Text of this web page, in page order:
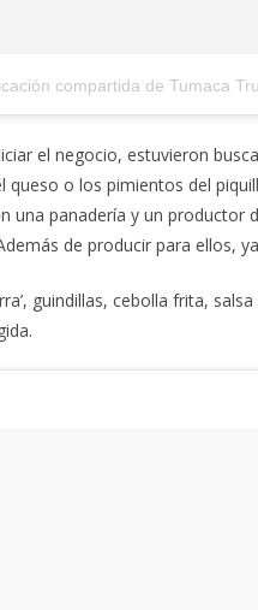
compartida de Tumaca
el negocio, estuvieron
queso o los pimientos del
una panadería y un productor
Además de producir para ellos,
guindillas, cebolla frita,